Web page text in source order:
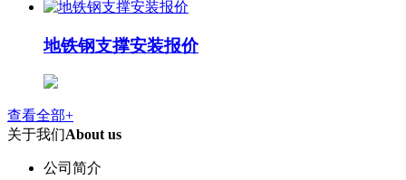
地铁钢支撑安装报价
查看全部+
关于我们About us
公司简介